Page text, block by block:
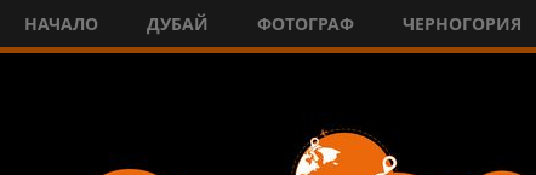
НАЧАЛО ДУБАЙ ФОТОГРАФ ЧЕРНОГОРИЯ